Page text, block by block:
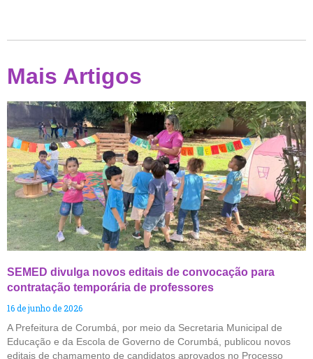
Mais Artigos
SEMED divulga novos editais de convocação para
contratação temporária de professores
16 de junho de 2026
A Prefeitura de Corumbá, por meio da Secretaria Municipal de
Educação e da Escola de Governo de Corumbá, publicou novos
editais de chamamento de candidatos aprovados no Processo